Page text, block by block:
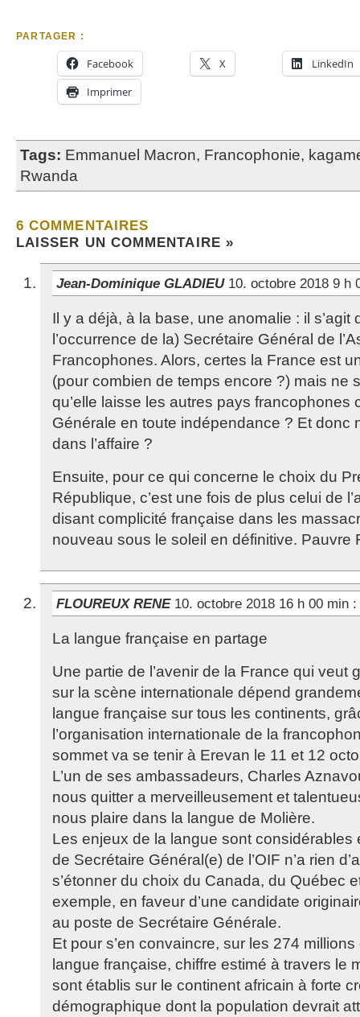
PARTAGER :
Facebook X
LinkedIn
Imprimer
Tags: Emmanuel Macron, Francophonie,
Rwanda
6 COMMENTAIRES
LAISSER UN COMMENTAIRE »
Jean-Dominique GLADIEU 10. octobre 2018 9 h
Il y a déjà, à la base, une anomalie : il s’agit
l’occurrence de la) Secrétaire Général de
Francophones. Alors, certes la France est
(pour combien de temps encore ?) mais ne
qu’elle laisse les autres pays francophones
Générale en toute indépendance ? Et donc
dans l’affaire ?
Ensuite, pour ce qui concerne le choix du
République, c’est une fois de plus celui de
disant complicité française dans les
nouveau sous le soleil en définitive.
FLOUREUX RENE 10. octobre 2018 16 h 00 min :
La langue française en partage
Une partie de l’avenir de la France qui veut
sur la scène internationale dépend
langue française sur tous les continents,
l’organisation internationale de la
sommet va se tenir à Erevan le 11 et 12
L’un de ses ambassadeurs, Charles
nous quitter a merveilleusement et
nous plaire dans la langue de Molière.
Les enjeux de la langue sont considérables
de Secrétaire Général(e) de l’OIF n’a rien
s’étonner du choix du Canada, du Québec
exemple, en faveur d’une candidate
au poste de Secrétaire Générale.
Et pour s’en convaincre, sur les 274
langue française, chiffre estimé à travers le
sont établis sur le continent africain à forte
démographique dont la population devrait